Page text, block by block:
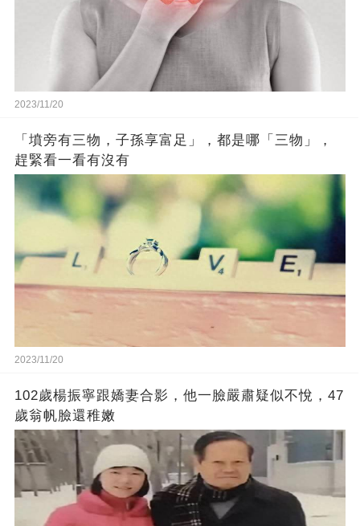
2023/11/20
「墳旁有三物，子孫享富足」，都是哪「三物」，
趕緊看一看有沒有
2023/11/20
102歲楊振寧跟嬌妻合影，他一臉嚴肅疑似不悅，47
歲翁帆臉還稚嫩